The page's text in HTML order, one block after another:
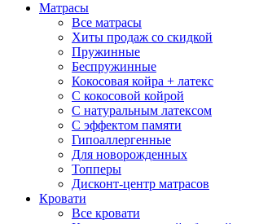
Матрасы
Все матрасы
Хиты продаж со скидкой
Пружинные
Беспружинные
Кокосовая койра + латекс
С кокосовой койрой
С натуральным латексом
С эффектом памяти
Гипоаллергенные
Для новорожденных
Топперы
Дисконт-центр матрасов
Кровати
Все кровати